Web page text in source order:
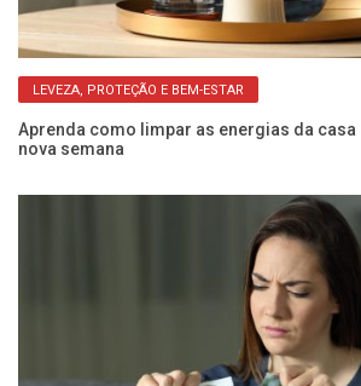
LEVEZA, PROTEÇÃO E BEM-ESTAR
Aprenda como limpar as energias da
nova semana